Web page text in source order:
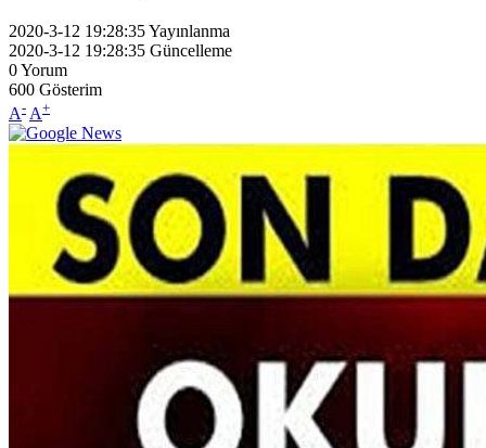
2020-3-12 19:28:35Yayınlanma
2020-3-12 19:28:35 Güncelleme
0Yorum
600 Gösterim
A- A+